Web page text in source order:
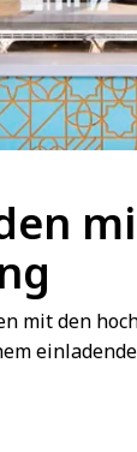
mit den